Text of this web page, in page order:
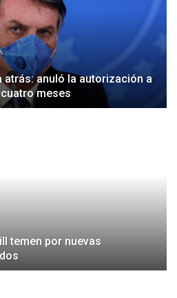
atrás: anuló la autorización a
meses
temen por nuevas